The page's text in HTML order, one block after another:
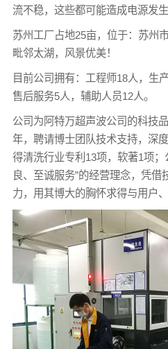
流不稳，这些都可能造成电源发生
苏州工厂占地25亩，位于：苏州
毗邻太湖，风景优美！
目前公司拥有：工程师18人，生
售后服务5人，辅助人员12人。
公司为阿特万超声波公司的科技
年，聘请博士团队技术支持，深
得清洗行业专利13项，软著1项
良、至诚服务”的经营理念，凭
力，用其博大的胸怀求得与用户